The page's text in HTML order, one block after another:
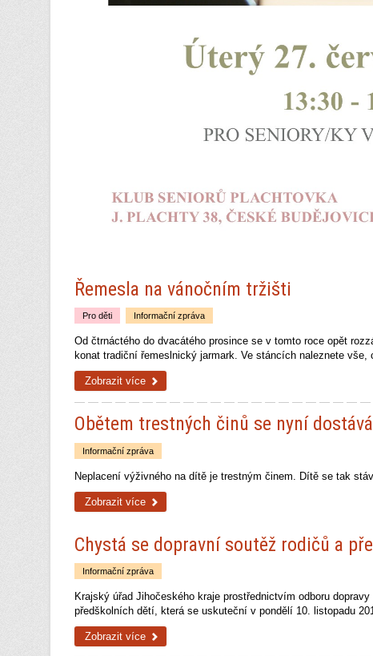
Řemesla na vánočním tržišti
Pro děti Informační zpráva
Od čtrnáctého do dvacátého prosince se v tomto roce opět
konat tradiční řemeslnický jarmark. Ve stáncích naleznete
Zobrazit více
Obětem trestných činů se nyní
Informační zpráva
Neplacení výživného na dítě je trestným činem. Dítě se tak
Zobrazit více
Chystá se dopravní soutěž rodičů a
Informační zpráva
Krajský úřad Jihočeského kraje prostřednictvím odboru
předškolních dětí, která se uskuteční v pondělí 10. listopadu
Zobrazit více